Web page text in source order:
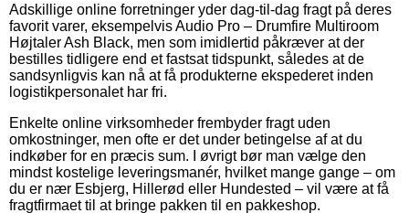
Adskillige online forretninger yder dag-til-dag fragt på deres
favorit varer, eksempelvis Audio Pro – Drumfire Multiroom
Højtaler Ash Black, men som imidlertid påkræver at der
bestilles tidligere end et fastsat tidspunkt, således at de
sandsynligvis kan nå at få produkterne ekspederet inden
logistikpersonalet har fri.
Enkelte online virksomheder frembyder fragt uden
omkostninger, men ofte er det under betingelse af at du
indkøber for en præcis sum. I øvrigt bør man vælge den
mindst kostelige leveringsmanér, hvilket mange gange – om
du er nær Esbjerg, Hillerød eller Hundested – vil være at få
fragtfirmaet til at bringe pakken til en pakkeshop.